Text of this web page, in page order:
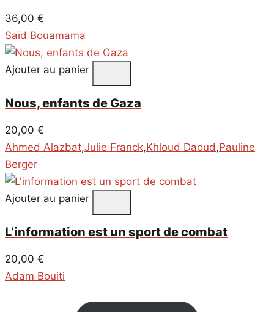
36,00 €
Saïd Bouamama
Ajouter au panier
Nous, enfants de Gaza
20,00 €
Ahmed Alazbat,Julie Franck,Khloud Daoud,Pauline
Berger
Ajouter au panier
L’information est un sport de combat
20,00 €
Adam Bouiti